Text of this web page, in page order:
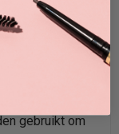
gebruikt om